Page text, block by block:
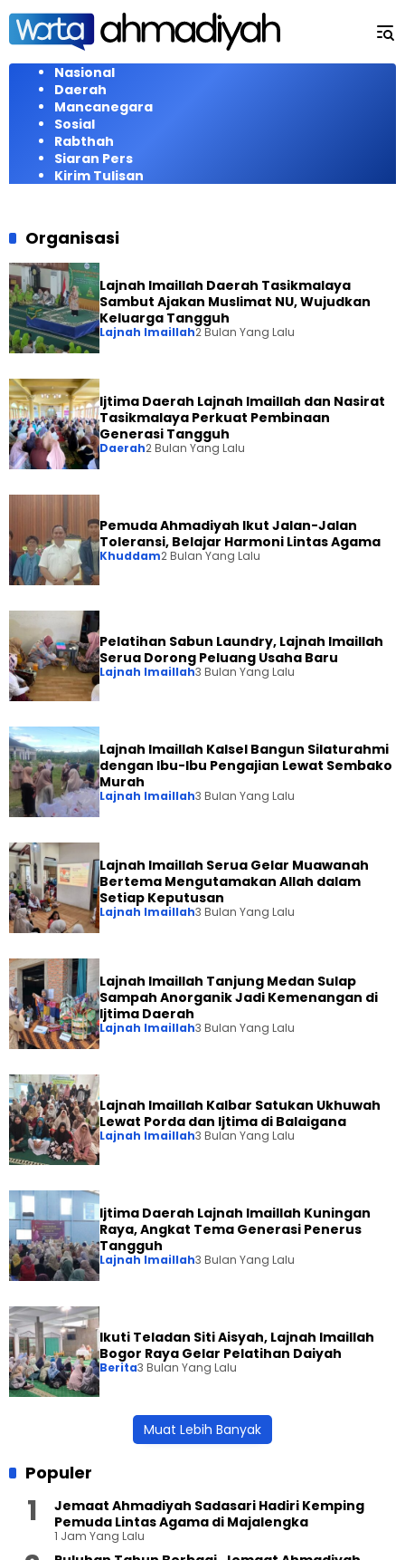
Langsung
konten
Nasional
Daerah
Mancanegara
Sosial
Rabthah
Siaran Pers
Kirim Tulisan
Organisasi
Lajnah Imaillah Daerah Tasikmalaya
Sambut Ajakan Muslimat NU, Wujudkan
Keluarga Tangguh
Lajnah Imaillah2 Bulan Yang Lalu
Ijtima Daerah Lajnah Imaillah dan Nasirat
Tasikmalaya Perkuat Pembinaan
Generasi Tangguh
Daerah2 Bulan Yang Lalu
Pemuda Ahmadiyah Ikut Jalan-Jalan
Toleransi, Belajar Harmoni Lintas Agama
Khuddam2 Bulan Yang Lalu
Pelatihan Sabun Laundry, Lajnah Imaillah
Serua Dorong Peluang Usaha Baru
Lajnah Imaillah3 Bulan Yang Lalu
Lajnah Imaillah Kalsel Bangun Silaturahmi
dengan Ibu-Ibu Pengajian Lewat Sembako
Murah
Lajnah Imaillah3 Bulan Yang Lalu
Lajnah Imaillah Serua Gelar Muawanah
Bertema Mengutamakan Allah dalam
Setiap Keputusan
Lajnah Imaillah3 Bulan Yang Lalu
Lajnah Imaillah Tanjung Medan Sulap
Sampah Anorganik Jadi Kemenangan di
Ijtima Daerah
Lajnah Imaillah3 Bulan Yang Lalu
Lajnah Imaillah Kalbar Satukan Ukhuwah
Lewat Porda dan Ijtima di Balaigana
Lajnah Imaillah3 Bulan Yang Lalu
Ijtima Daerah Lajnah Imaillah Kuningan
Raya, Angkat Tema Generasi Penerus
Tangguh
Lajnah Imaillah3 Bulan Yang Lalu
Ikuti Teladan Siti Aisyah, Lajnah Imaillah
Bogor Raya Gelar Pelatihan Daiyah
Berita3 Bulan Yang Lalu
Muat Lebih Banyak
Populer
Jemaat Ahmadiyah Sadasari Hadiri Kemping
Pemuda Lintas Agama di Majalengka
1 Jam Yang Lalu